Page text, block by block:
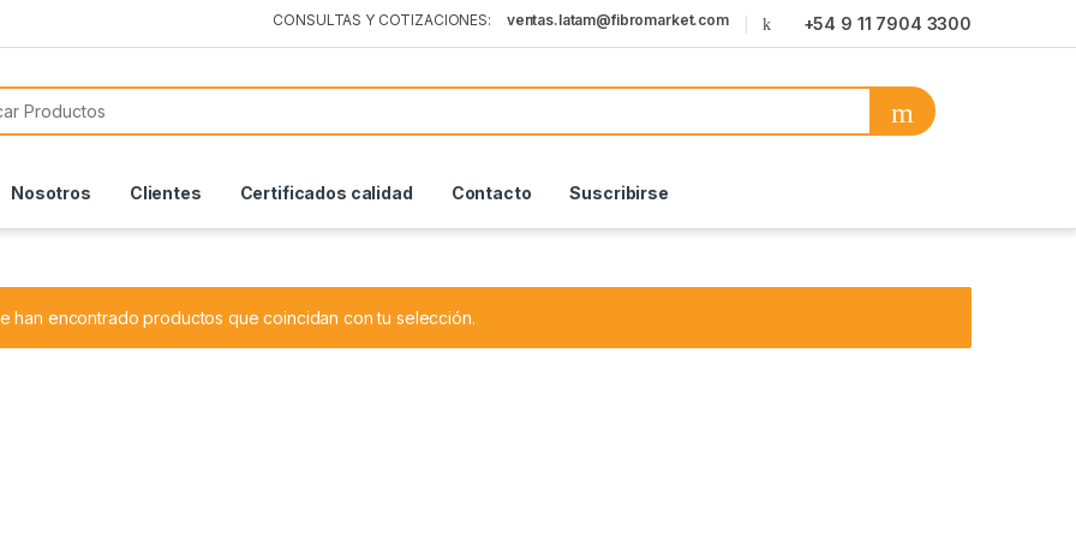
ventas.latam@fibromarket.com +54 9 11 7904 3300
Nosotros Clientes Certificados calidad Contacto Suscribirse
han encontrado productos que coincidan con tu selección.